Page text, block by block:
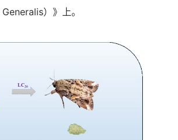
）》上。